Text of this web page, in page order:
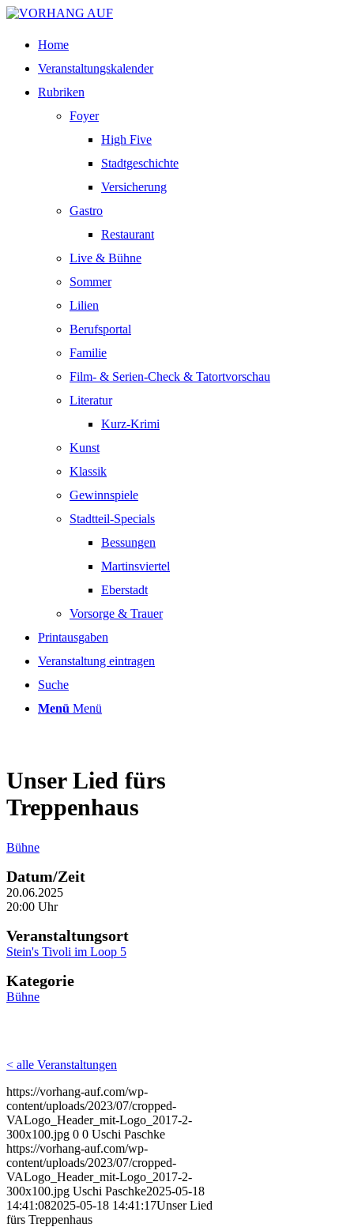
Home
Veranstaltungskalender
Rubriken
Foyer
High Five
Stadtgeschichte
Versicherung
Gastro
Restaurant
Live & Bühne
Sommer
Lilien
Berufsportal
Familie
Film- & Serien-Check & Tatortvorschau
Literatur
Kurz-Krimi
Kunst
Klassik
Gewinnspiele
Stadtteil-Specials
Bessungen
Martinsviertel
Eberstadt
Vorsorge & Trauer
Printausgaben
Veranstaltung eintragen
Suche
Menü Menü
Unser Lied fürs
Treppenhaus
Bühne
Datum/Zeit
20.06.2025
20:00 Uhr
Veranstaltungsort
Stein's Tivoli im Loop 5
Kategorie
Bühne
< alle Veranstaltungen
https://vorhang-auf.com/wp-
content/uploads/2023/07/cropped-
VALogo_Header_mit-Logo_2017-2-
300x100.jpg 0 0 Uschi Paschke
https://vorhang-auf.com/wp-
content/uploads/2023/07/cropped-
VALogo_Header_mit-Logo_2017-2-
300x100.jpg Uschi Paschke2025-05-18
14:41:082025-05-18 14:41:17Unser Lied
fürs Treppenhaus